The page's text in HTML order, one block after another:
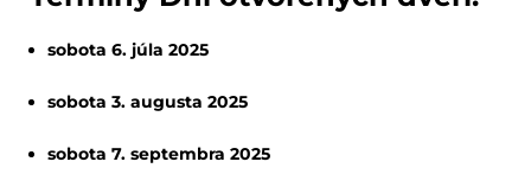
sobota 6. júla 2025
sobota 3. augusta 2025
sobota 7. septembra 2025